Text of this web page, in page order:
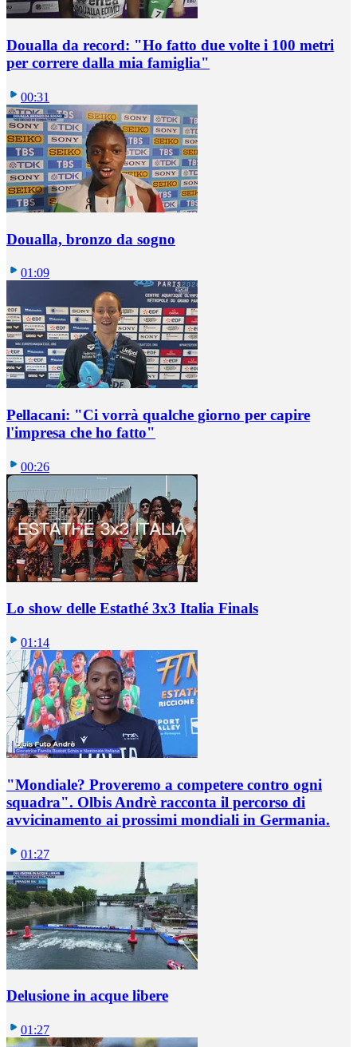
Doualla da record: "Ho fatto due volte i 100 metri
per correre dalla mia famiglia"
00:31
Doualla, bronzo da sogno
01:09
Pellacani: "Ci vorrà qualche giorno per capire
l'impresa che ho fatto"
00:26
Lo show delle Estathé 3x3 Italia Finals
01:14
"Mondiale? Proveremo a competere contro ogni
squadra". Olbis Andrè racconta il percorso di
avvicinamento ai prossimi mondiali in Germania.
01:27
Delusione in acque libere
01:27